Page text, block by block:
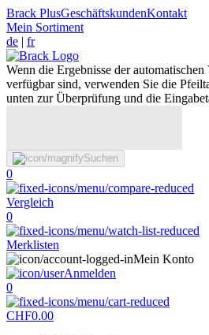
Brack PlusGeschäftskundenKontakt
Mein Sortiment
de | fr
Wenn die Ergebnisse der
verfügbar sind, verwenden Sie die
unten zur Überprüfung und die
Suchen
0
Vergleich
0
Merklisten
Mein Konto
Anmelden
0
CHF0.00